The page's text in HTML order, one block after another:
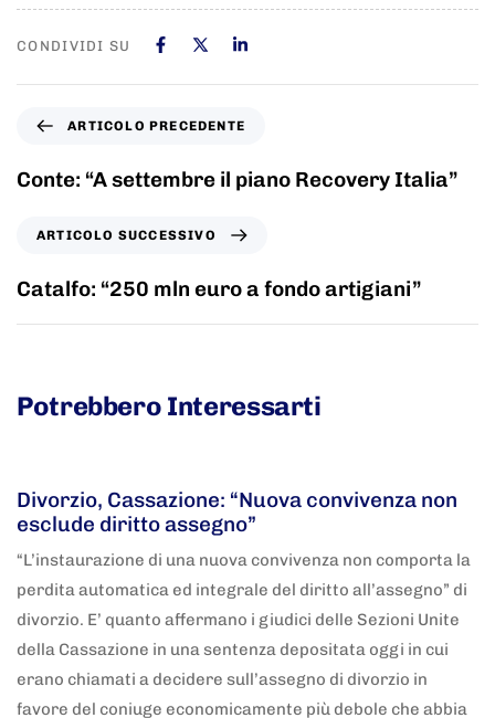
CONDIVIDI SU
ARTICOLO PRECEDENTE
Conte: “A settembre il piano Recovery Italia”
ARTICOLO SUCCESSIVO
Catalfo: “250 mln euro a fondo artigiani”
Potrebbero Interessarti
Divorzio, Cassazione: “Nuova convivenza non
esclude diritto assegno”
“L’instaurazione di una nuova convivenza non comporta la
perdita automatica ed integrale del diritto all’assegno” di
divorzio. E’ quanto affermano i giudici delle Sezioni Unite
della Cassazione in una sentenza depositata oggi in cui
erano chiamati a decidere sull’assegno di divorzio in
favore del coniuge economicamente più debole che abbia